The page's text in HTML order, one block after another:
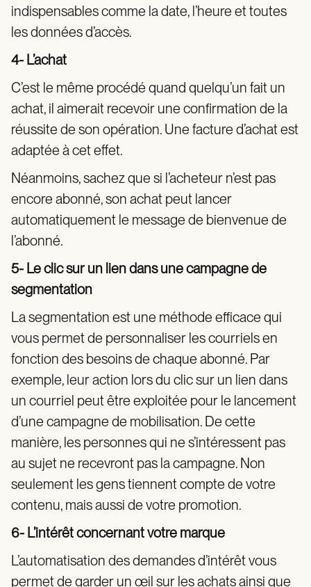
indispensables comme la date, l’heure et toutes
les données d’accès.
4- L’achat
C’est le même procédé quand quelqu’un fait un
achat, il aimerait recevoir une confirmation de la
réussite de son opération. Une facture d’achat est
adaptée à cet effet.
Néanmoins, sachez que si l’acheteur n’est pas
encore abonné, son achat peut lancer
automatiquement le message de bienvenue de
l’abonné.
5- Le clic sur un lien dans une campagne de
segmentation
La segmentation est une méthode efficace qui
vous permet de personnaliser les courriels en
fonction des besoins de chaque abonné. Par
exemple, leur action lors du clic sur un lien dans
un courriel peut être exploitée pour le lancement
d’une campagne de mobilisation. De cette
manière, les personnes qui ne s’intéressent pas
au sujet ne recevront pas la campagne. Non
seulement les gens tiennent compte de votre
contenu, mais aussi de votre promotion.
6- L’intérêt concernant votre marque
L’automatisation des demandes d’intérêt vous
permet de garder un œil sur les achats ainsi que